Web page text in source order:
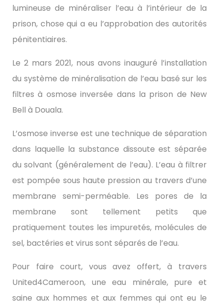
lumineuse de minéraliser l’eau à l’intérieur de la
prison, chose qui a eu l’approbation des autorités
pénitentiaires.
Le 2 mars 2021, nous avons inauguré l’installation
du système de minéralisation de l’eau basé sur les
filtres à osmose inversée dans la prison de New
Bell à Douala.
L’osmose inverse est une technique de séparation
dans laquelle la substance dissoute est séparée
du solvant (généralement de l’eau). L’eau à filtrer
est pompée sous haute pression au travers d’une
membrane semi-perméable. Les pores de la
membrane sont tellement petits que
pratiquement toutes les impuretés, molécules de
sel, bactéries et virus sont séparés de l’eau.
Pour faire court, vous avez offert, à travers
United4Cameroon, une eau minérale, pure et
saine aux hommes et aux femmes qui ont eu le